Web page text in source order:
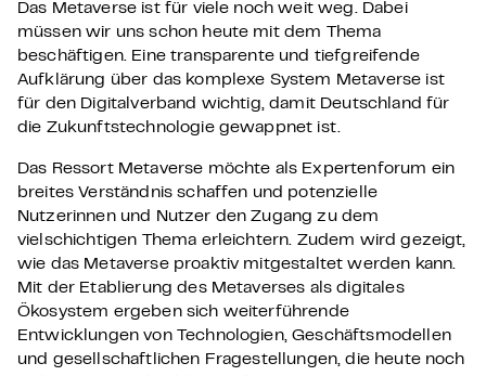
Das Metaverse ist für viele noch weit weg. Dabei
müssen wir uns schon heute mit dem Thema
beschäftigen. Eine transparente und tiefgreifende
Aufklärung über das komplexe System Metaverse ist
für den Digitalverband wichtig, damit Deutschland für
die Zukunftstechnologie gewappnet ist.
Das Ressort Metaverse möchte als Expertenforum ein
breites Verständnis schaffen und potenzielle
Nutzerinnen und Nutzer den Zugang zu dem
vielschichtigen Thema erleichtern. Zudem wird gezeigt,
wie das Metaverse proaktiv mitgestaltet werden kann.
Mit der Etablierung des Metaverses als digitales
Ökosystem ergeben sich weiterführende
Entwicklungen von Technologien, Geschäftsmodellen
und gesellschaftlichen Fragestellungen, die heute noch